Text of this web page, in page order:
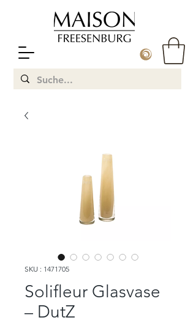
SKU : 1471705
Solifleur Glasvase
– DutZ